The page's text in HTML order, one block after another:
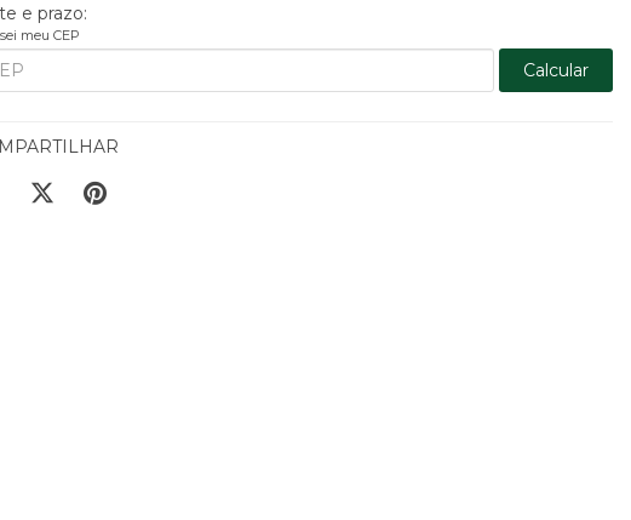
e prazo:
meu CEP
Calcular